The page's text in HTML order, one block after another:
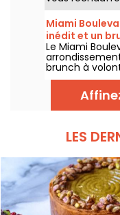
chaude, pour
passer un
Miami
inédit et un
Le Miami
brunch à
composé de
choix plus
tout en
tout inclus de
LES